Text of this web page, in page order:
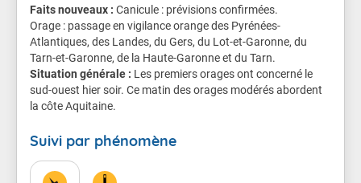
Violents orages susceptibles de provoquer localement
des dégâts importants.
Des dégâts importants sont localement à craindre sur
l'habitat léger et les installations provisoires.
Des inondations de caves et points bas peuvent se
forêt suite à des impacts de foudre non accompagnés
Faits nouveaux : Canicule : prévisions confirmées.
Orage : passage en vigilance orange des Pyrénées-
Atlantiques, des Landes, du Gers, du Lot-et-Garonne, du
Tarn-et-Garonne, de la Haute-Garonne et du Tarn.
Situation générale : Les premiers orages ont concerné le
sud-ouest hier soir. Ce matin des orages modérés abordent
la côte Aquitaine.
Suivi par phénomène